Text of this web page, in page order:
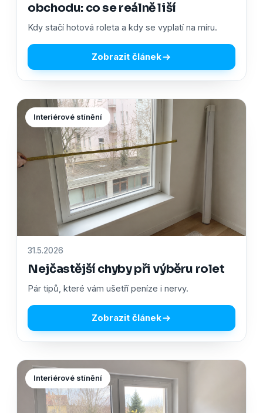
obchodu: co se reálně liší
Kdy stačí hotová roleta a kdy se vyplatí na míru.
Zobrazit článek
Interiérové stínění
31.5.2026
Nejčastější chyby při výběru rolet
Pár tipů, které vám ušetří peníze i nervy.
Zobrazit článek
Interiérové stínění